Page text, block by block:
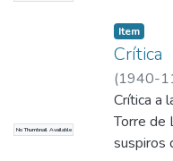
No Thumbnail Available
Item
Crítica
(1940-
Crítica a
Torre de
suspiros